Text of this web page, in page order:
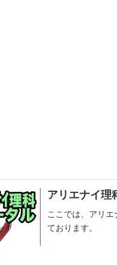
アリエナイ理
ここでは、アリ
ております。